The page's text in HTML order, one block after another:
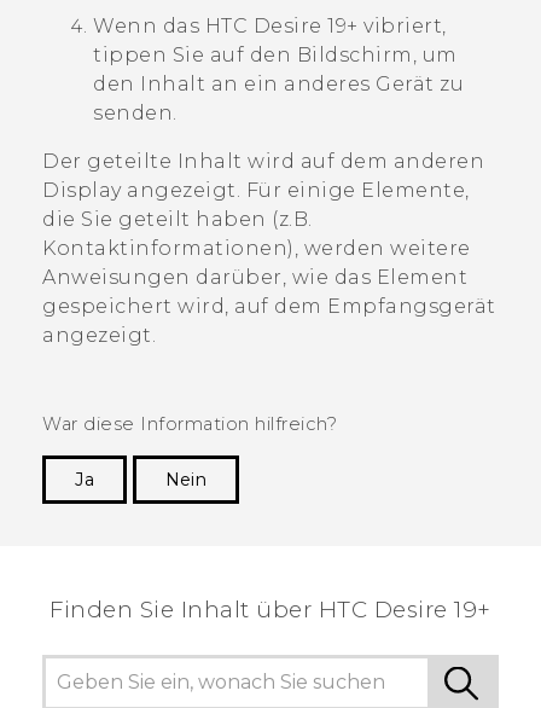
Wenn das HTC Desire 19+‍ vibriert,
tippen Sie auf den Bildschirm, um
den Inhalt an ein anderes Gerät zu
senden.
Der geteilte Inhalt wird auf dem anderen
Display angezeigt. Für einige Elemente,
die Sie geteilt haben (z.B.
Kontaktinformationen), werden weitere
Anweisungen darüber, wie das Element
gespeichert wird, auf dem Empfangsgerät
angezeigt.
War diese Information hilfreich?
Ja
Nein
Finden Sie Inhalt über‎ ‎HTC Desire 19+‎